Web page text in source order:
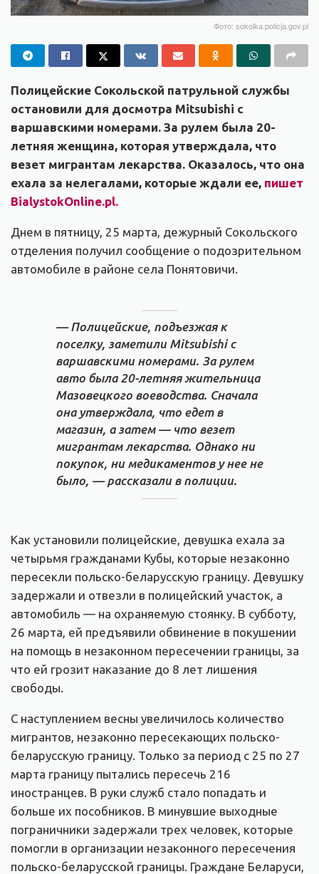
Фото: sokolka.policja.gov.pl
Полицейские Сокольской патрульной службы
остановили для досмотра Mitsubishi с
варшавскими номерами. За рулем была 20-
летняя женщина, которая утверждала, что
везет мигрантам лекарства. Оказалось, что она
ехала за нелегалами, которые ждали ее, пишет
BialystokOnline.pl.
Днем в пятницу, 25 марта, дежурный Сокольского
отделения получил сообщение о подозрительном
автомобиле в районе села Понятовичи.
— Полицейские, подъезжая к
поселку, заметили Mitsubishi с
варшавскими номерами. За рулем
авто была 20-летняя жительница
Мазовецкого воеводства. Сначала
она утверждала, что едет в
магазин, а затем — что везет
мигрантам лекарства. Однако ни
покупок, ни медикаментов у нее не
было, — рассказали в полиции.
Как установили полицейские, девушка ехала за
четырьмя гражданами Кубы, которые незаконно
пересекли польско-беларусскую границу. Девушку
задержали и отвезли в полицейский участок, а
автомобиль — на охраняемую стоянку. В субботу,
26 марта, ей предъявили обвинение в покушении
на помощь в незаконном пересечении границы, за
что ей грозит наказание до 8 лет лишения
свободы.
С наступлением весны увеличилось количество
мигрантов, незаконно пересекающих польско-
беларусскую границу. Только за период с 25 по 27
марта границу пытались пересечь 216
иностранцев. В руки служб стало попадать и
больше их пособников. В минувшие выходные
пограничники задержали трех человек, которые
помогли в организации незаконного пересечения
польско-беларусской границы. Граждане Беларуси,